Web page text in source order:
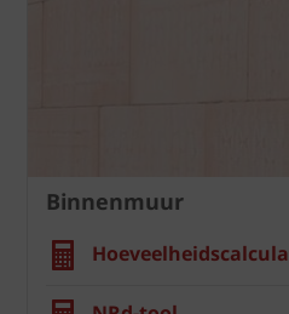
Binnenmuur